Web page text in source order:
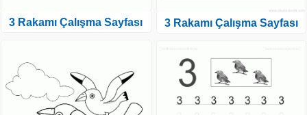
3 Rakamı Çalışma Sayfası 3 Rakamı Çalışma Sayfası